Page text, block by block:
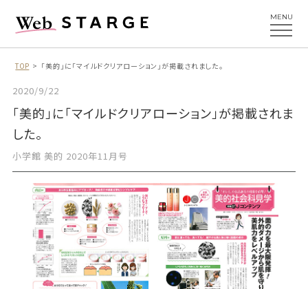
MENU
TOP 「美的」に「マイルドクリアローション」が掲載されました。
2020/9/22
「美的」に「マイルドクリアローション」が掲載されま
した。
小学館 美的 2020年11月号